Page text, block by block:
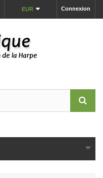
Connexion
EUR